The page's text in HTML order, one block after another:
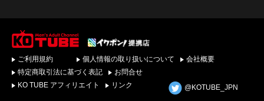
単ダウンロード！ゲイ
動画配信サイトKO
TUBEトップページへ
ご利用規約 個人情報の取り扱いについて
会社概要
特定商取引法に基づく表記
お問合せ
KO TUBE アフィリエイト
リンク @KOTUBE_JPN